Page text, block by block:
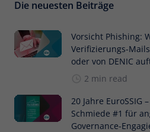
Die neuesten Beiträge
Vorsicht Phishing:
Verifizierungs-
oder von DENIC
2 min read
20 Jahre
Schmiede #1 für
Governance-